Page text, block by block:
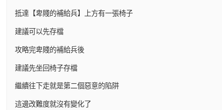
抵達【卑賤的補給兵】上方有一張椅子
建議可以先存檔
攻略完卑賤的補給兵後
建議先坐回椅子存檔
繼續往下走就是第二個惡意的陷阱
這邊改難度就沒有變化了